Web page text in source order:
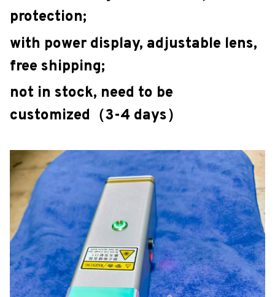
protection;
with power display, adjustable lens,
free shipping;
not in stock, need to be
customized（3-4 days）